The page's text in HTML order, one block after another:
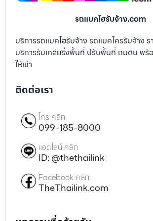
รถแบคโฮรับจ้าง.com
บริการรถแบคโฮรับจ้าง รถแมคโครรับจ้าง ร
บริการรับเคลียริ่งพื้นที่ ปรับพื้นที่ ถมดิน พร้
ให้เช่า
ติดต่อเรา
โทร คลิก
099-185-8000
แอดไลน์ คลิก
ID: @thethailink
Facebook คลิก
TheThailink.com